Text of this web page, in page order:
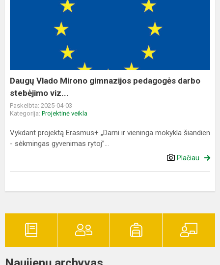
viz...
Daugų Vlado Mirono gimnazijos pedagogės darbo
stebėjimo viz...
Paskelbta: 2025-04-03
Kategorija: Projektinė veikla
Vykdant projektą Erasmus+ „Darni ir vieninga mokykla šiandien
- sėkmingas gyvenimas rytoj”...
Plačiau